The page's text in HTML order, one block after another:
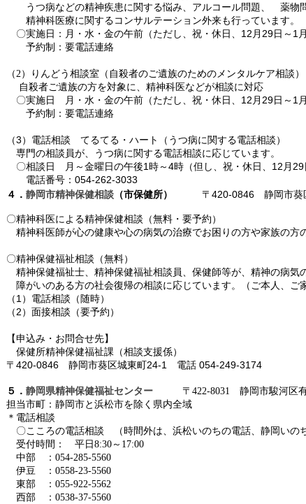
うつ病などの精神疾患に関する悩み、アルコール問題、 薬物
精神科医療に関するコンサルテーション外来も行っています。
〇実施日：月・水・金の午前（ただし、祝・休日、12月29日～1
予約制：要電話連絡
（2）りんどう相談室（自殺者のご遺族のためのメンタルケア相談）
自殺者ご遺族の方を対象に、精神科医などが相談に対応
〇実施日 月・水・金の午前（ただし、祝・休日、12月29日～1月
予約制：要電話連絡
（3）電話相談 てるてる・ハート（うつ病に関する電話相談）
専門の相談員が、うつ病に関する電話相談に応じています。
〇相談日 月～金曜日の午後1時～4時（但し、祝・休日、12月29
電話番号：054-262-3033
４． 静岡市精神保健相談 （市保健所） 〒420-0846 静岡市葵区
〇精神科医による精神保健相談（無料・要予約）
精神科医師が心の健康や心の病気の治療でお困りの方や家族の方
〇精神保健福祉相談（無料）
精神保健福祉士、精神保健福祉相談員、保健師等が、精神の病気
障がいのある方の社会復帰の相談に応じています。（ご本人、ご
（1）電話相談（随時）
（2）面接相談（要予約）
【申込み・お問合せ先】
保健所精神保健福祉課（相談支援係）
〒420-0846 静岡市葵区城東町24-1 電話 054-249-3174
５． 静岡県精神保健福祉センター
〒422-8031 静岡市駿河区
担当市町：静岡市と浜松市を除く県内全域
＊電話相談
〇こころの電話相談 （時間外は、浜松いのちの電話、静岡いの
受付時間： 平日8:30～17:00
中部 ：054-285-5560
伊豆 ：0558-23-5560
東部 ：055-922-5562
西部 ：0538-37-5560